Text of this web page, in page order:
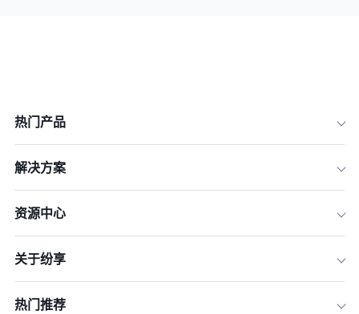
热门产品
解决方案
资源中心
关于纷享
热门推荐